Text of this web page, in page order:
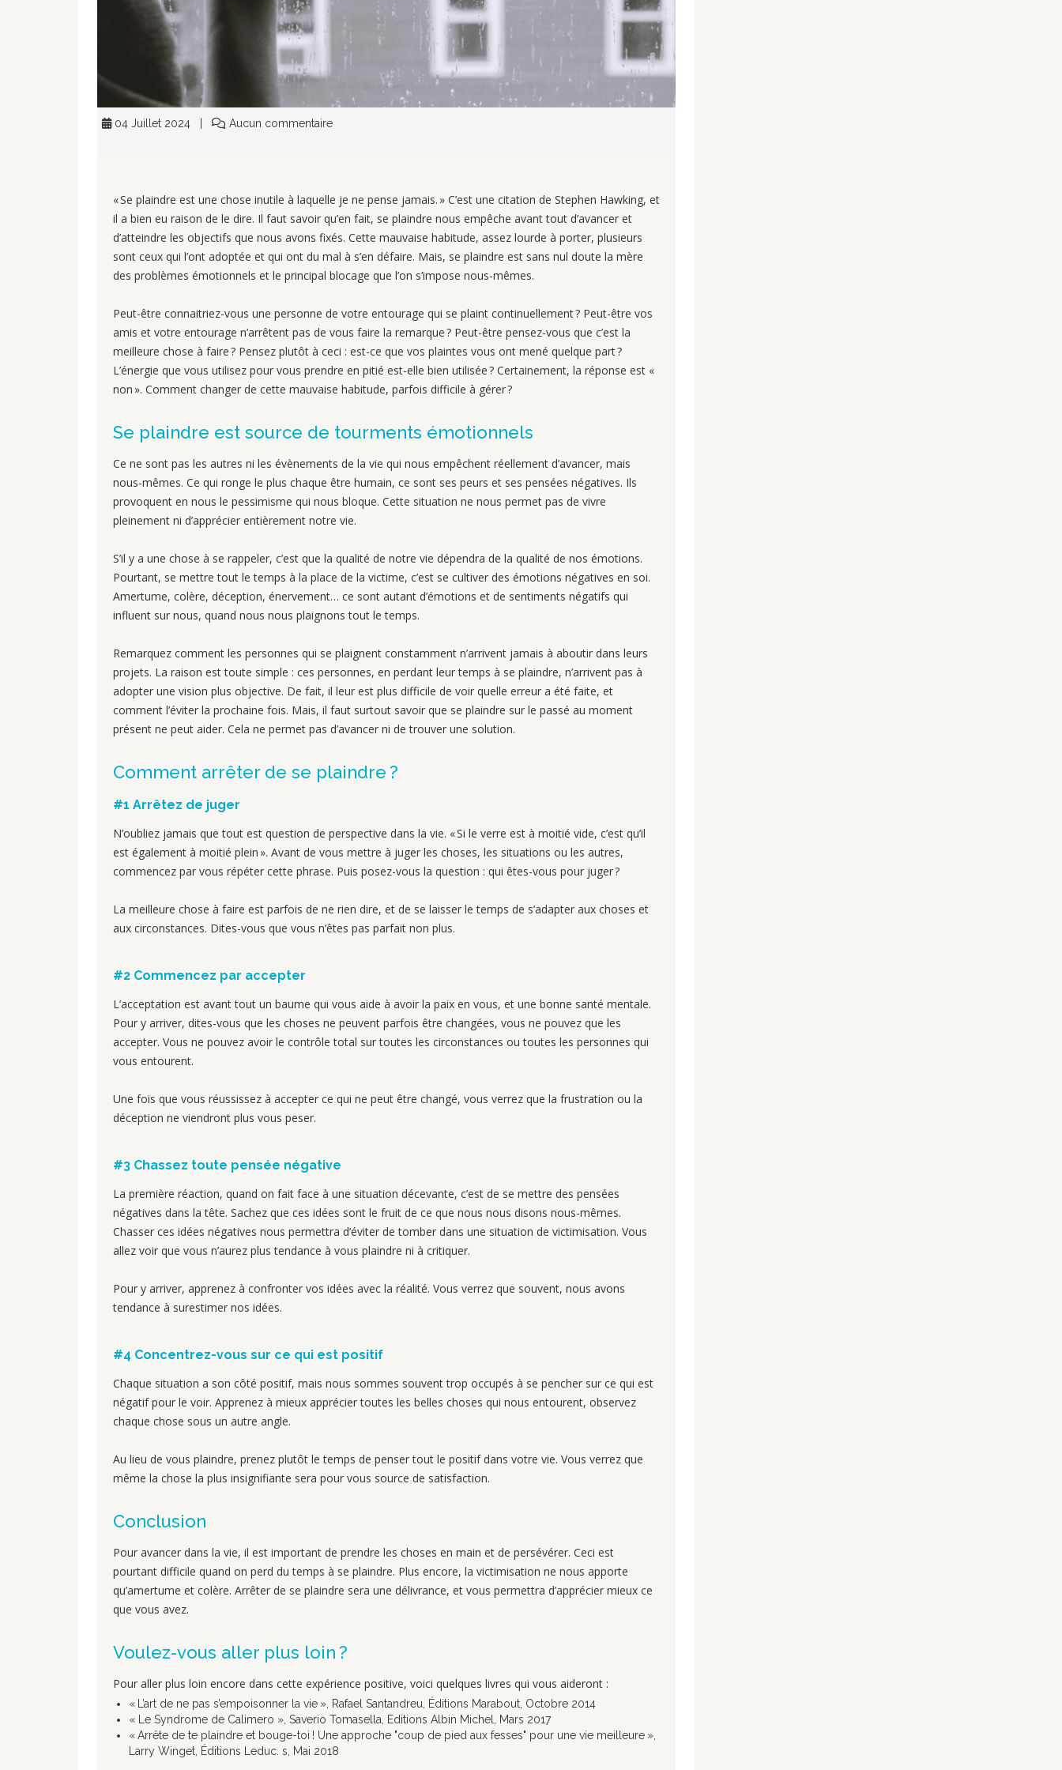
04 Juillet 2024 Aucun commentaire
« Se plaindre est une chose inutile à laquelle je ne pense jamais. » C’est une citation de Stephen Hawking, et
il a bien eu raison de le dire. Il faut savoir qu’en fait, se plaindre nous empêche avant tout d’avancer et
d’atteindre les objectifs que nous avons fixés. Cette mauvaise habitude, assez lourde à porter, plusieurs
sont ceux qui l’ont adoptée et qui ont du mal à s’en défaire. Mais, se plaindre est sans nul doute la mère
des problèmes émotionnels et le principal blocage que l’on s’impose nous-mêmes.
Peut-être connaitriez-vous une personne de votre entourage qui se plaint continuellement ? Peut-être vos
amis et votre entourage n’arrêtent pas de vous faire la remarque ? Peut-être pensez-vous que c’est la
meilleure chose à faire ? Pensez plutôt à ceci : est-ce que vos plaintes vous ont mené quelque part ?
L’énergie que vous utilisez pour vous prendre en pitié est-elle bien utilisée ? Certainement, la réponse est «
non ». Comment changer de cette mauvaise habitude, parfois difficile à gérer ?
Se plaindre est source de tourments émotionnels
Ce ne sont pas les autres ni les évènements de la vie qui nous empêchent réellement d’avancer, mais
nous-mêmes. Ce qui ronge le plus chaque être humain, ce sont ses peurs et ses pensées négatives. Ils
provoquent en nous le pessimisme qui nous bloque. Cette situation ne nous permet pas de vivre
pleinement ni d’apprécier entièrement notre vie.
S’il y a une chose à se rappeler, c’est que la qualité de notre vie dépendra de la qualité de nos émotions.
Pourtant, se mettre tout le temps à la place de la victime, c’est se cultiver des émotions négatives en soi.
Amertume, colère, déception, énervement… ce sont autant d’émotions et de sentiments négatifs qui
influent sur nous, quand nous nous plaignons tout le temps.
Remarquez comment les personnes qui se plaignent constamment n’arrivent jamais à aboutir dans leurs
projets. La raison est toute simple : ces personnes, en perdant leur temps à se plaindre, n’arrivent pas à
adopter une vision plus objective. De fait, il leur est plus difficile de voir quelle erreur a été faite, et
comment l’éviter la prochaine fois. Mais, il faut surtout savoir que se plaindre sur le passé au moment
présent ne peut aider. Cela ne permet pas d’avancer ni de trouver une solution.
Comment arrêter de se plaindre ?
#1 Arrêtez de juger
N’oubliez jamais que tout est question de perspective dans la vie. « Si le verre est à moitié vide, c’est qu’il
est également à moitié plein ». Avant de vous mettre à juger les choses, les situations ou les autres,
commencez par vous répéter cette phrase. Puis posez-vous la question : qui êtes-vous pour juger ?
La meilleure chose à faire est parfois de ne rien dire, et de se laisser le temps de s’adapter aux choses et
aux circonstances. Dites-vous que vous n’êtes pas parfait non plus.
#2 Commencez par accepter
L’acceptation est avant tout un baume qui vous aide à avoir la paix en vous, et une bonne santé mentale.
Pour y arriver, dites-vous que les choses ne peuvent parfois être changées, vous ne pouvez que les
accepter. Vous ne pouvez avoir le contrôle total sur toutes les circonstances ou toutes les personnes qui
vous entourent.
Une fois que vous réussissez à accepter ce qui ne peut être changé, vous verrez que la frustration ou la
déception ne viendront plus vous peser.
#3 Chassez toute pensée négative
La première réaction, quand on fait face à une situation décevante, c’est de se mettre des pensées
négatives dans la tête. Sachez que ces idées sont le fruit de ce que nous nous disons nous-mêmes.
Chasser ces idées négatives nous permettra d’éviter de tomber dans une situation de victimisation. Vous
allez voir que vous n’aurez plus tendance à vous plaindre ni à critiquer.
Pour y arriver, apprenez à confronter vos idées avec la réalité. Vous verrez que souvent, nous avons
tendance à surestimer nos idées.
#4 Concentrez-vous sur ce qui est positif
Chaque situation a son côté positif, mais nous sommes souvent trop occupés à se pencher sur ce qui est
négatif pour le voir. Apprenez à mieux apprécier toutes les belles choses qui nous entourent, observez
chaque chose sous un autre angle.
Au lieu de vous plaindre, prenez plutôt le temps de penser tout le positif dans votre vie. Vous verrez que
même la chose la plus insignifiante sera pour vous source de satisfaction.
Conclusion
Pour avancer dans la vie, il est important de prendre les choses en main et de persévérer. Ceci est
pourtant difficile quand on perd du temps à se plaindre. Plus encore, la victimisation ne nous apporte
qu’amertume et colère. Arrêter de se plaindre sera une délivrance, et vous permettra d’apprécier mieux ce
que vous avez.
Voulez-vous aller plus loin ?
Pour aller plus loin encore dans cette expérience positive, voici quelques livres qui vous aideront :
« L’art de ne pas s’empoisonner la vie », Rafael Santandreu, Éditions Marabout, Octobre 2014
« Le Syndrome de Calimero », Saverio Tomasella, Editions Albin Michel, Mars 2017
« Arrête de te plaindre et bouge-toi ! Une approche "coup de pied aux fesses" pour une vie meilleure »,
Larry Winget, Éditions Leduc. s, Mai 2018